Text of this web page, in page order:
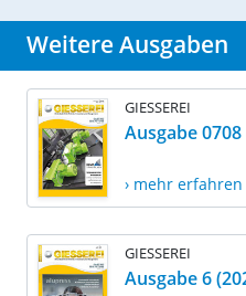
Weitere Ausgaben
GIESSEREI
Ausgabe 0708
› mehr erfahren
GIESSEREI
Ausgabe 6